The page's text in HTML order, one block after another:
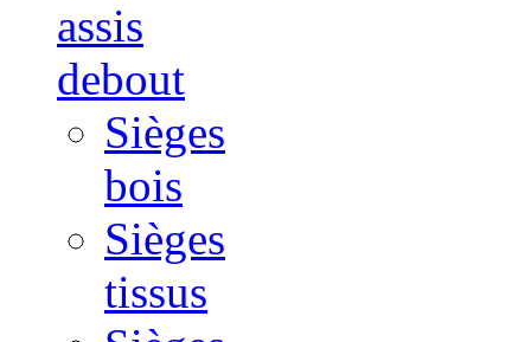
assis
debout
Sièges
bois
Sièges
tissus